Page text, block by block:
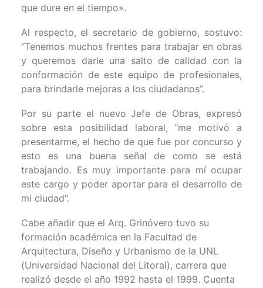
que dure en el tiempo».
Al respecto, el secretario de gobierno, sostuvo:
“Tenemos muchos frentes para trabajar en obras
y queremos darle una salto de calidad con la
conformación de este equipo de profesionales,
para brindarle mejoras a los ciudadanos”.
Por su parte el nuevo Jefe de Obras, expresó
sobre esta posibilidad laboral, “me motivó a
presentarme, el hecho de que fue por concurso y
esto es una buena señal de como se está
trabajando. Es muy importante para mí ocupar
este cargo y poder aportar para el desarrollo de
mi ciudad”.
Cabe añadir que el Arq. Grinóvero tuvo su
formación académica en la Facultad de
Arquitectura, Diseño y Urbanismo de la UNL
(Universidad Nacional del Litoral), carrera que
realizó desde el año 1992 hasta el 1999. Cuenta